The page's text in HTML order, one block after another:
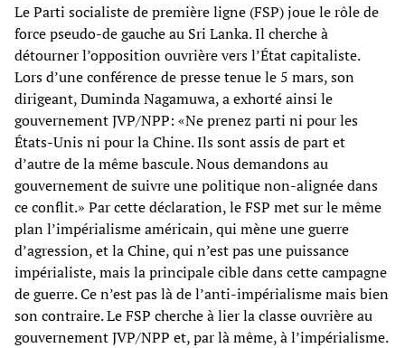
Le Parti socialiste de première ligne (FSP) joue le rôle de
force pseudo-de gauche au Sri Lanka. Il cherche à
détourner l’opposition ouvrière vers l’État capitaliste.
Lors d’une conférence de presse tenue le 5 mars, son
dirigeant, Duminda Nagamuwa, a exhorté ainsi le
gouvernement JVP/NPP: «Ne prenez parti ni pour les
États-Unis ni pour la Chine. Ils sont assis de part et
d’autre de la même bascule. Nous demandons au
gouvernement de suivre une politique non-alignée dans
ce conflit.» Par cette déclaration, le FSP met sur le même
plan l’impérialisme américain, qui mène une guerre
d’agression, et la Chine, qui n’est pas une puissance
impérialiste, mais la principale cible dans cette campagne
de guerre. Ce n’est pas là de l’anti-impérialisme mais bien
son contraire. Le FSP cherche à lier la classe ouvrière au
gouvernement JVP/NPP et, par là même, à l’impérialisme.